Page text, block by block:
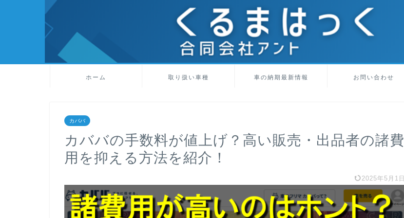
ホーム 取り扱い車種 車の納期最新情報 お問い合わせ
カババ
カババの手数料が値上げ？高い販売・出品者の諸費
用を抑える方法を紹介！
2025年5月1日